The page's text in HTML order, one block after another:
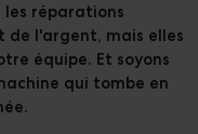
les réparations
de l'argent, mais elles
équipe. Et soyons
qui tombe en